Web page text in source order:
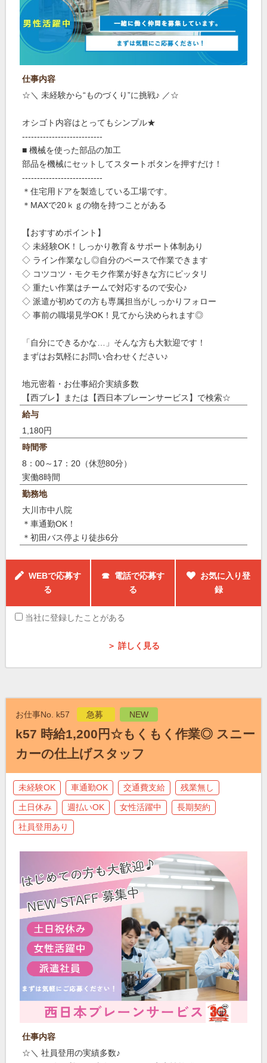
仕事内容
☆＼ 未経験から“ものづくり”に挑戦♪ ／☆
オシゴト内容はとってもシンプル★
---------------------------
■ 機械を使った部品の加工
部品を機械にセットしてスタートボタンを押すだけ！
---------------------------
＊住宅用ドアを製造している工場です。
＊MAXで20ｋｇの物を持つことがある
【おすすめポイント】
◇ 未経験OK！しっかり教育＆サポート体制あり
◇ ライン作業なし◎自分のペースで作業できます
◇ コツコツ・モクモク作業が好きな方にピッタリ
◇ 重たい作業はチームで対応するので安心♪
◇ 派遣が初めての方も専属担当がしっかりフォロー
◇ 事前の職場見学OK！見てから決められます◎
「自分にできるかな…」そんな方も大歓迎です！
まずはお気軽にお問い合わせください♪
地元密着・お仕事紹介実績多数
【西ブレ】または【西日本ブレーンサービス】で検索☆
給与
1,180円
時間帯
8：00～17：20（休憩80分）
実働8時間
勤務地
大川市中八院
＊車通勤OK！
＊初田バス停より徒歩6分
WEBで応募す
る
☎ 電話で応募す
る
お気に入り登
録
当社に登録したことがある
＞ 詳しく見る
お仕事No. k57 急募 NEW
k57 時給1,200円☆もくもく作業◎ スニー
カーの仕上げスタッフ
未経験OK 車通勤OK 交通費支給 残業無し
土日休み 週払いOK 女性活躍中 長期契約
社員登用あり
仕事内容
☆＼ 社員登用の実績多数♪